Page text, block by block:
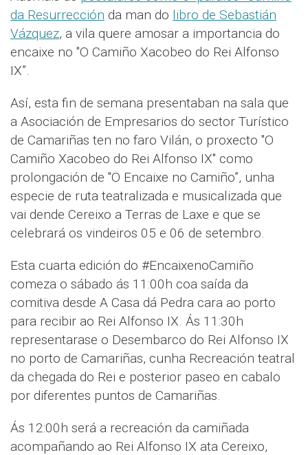
da Resurrección da man do libro de Sebastián
Vázquez, a vila quere amosar a importancia do
encaixe no "O Camiño Xacobeo do Rei Alfonso
IX”.
Así, esta fin de semana presentaban na sala que
a Asociación de Empresarios do sector Turístico
de Camariñas ten no faro Vilán, o proxecto "O
Camiño Xacobeo do Rei Alfonso IX" como
prolongación de "O Encaixe no Camiño”, unha
especie de ruta teatralizada e musicalizada que
vai dende Cereixo a Terras de Laxe e que se
celebrará os vindeiros 05 e 06 de setembro.
Esta cuarta edición do #EncaixenoCamiño
comeza o sábado ás 11:00h coa saída da
comitiva desde A Casa dá Pedra cara ao porto
para recibir ao Rei Alfonso IX. Ás 11:30h
representarase o Desembarco do Rei Alfonso IX
no porto de Camariñas, cunha Recreación teatral
da chegada do Rei e posterior paseo en cabalo
por diferentes puntos de Camariñas.
Ás 12:00h será a recreación da camiñada
acompañando ao Rei Alfonso IX ata Cereixo,